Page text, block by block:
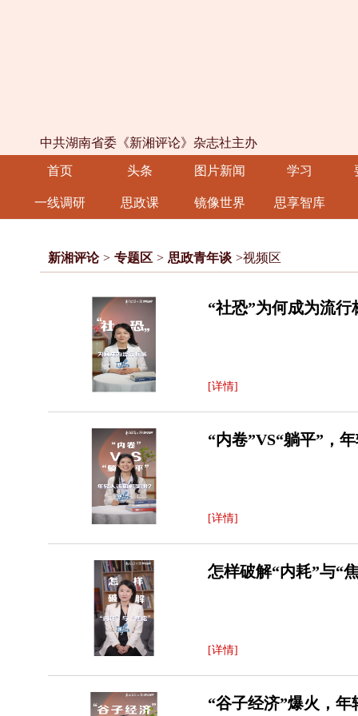
中共湖南省委《新湘评论》杂志社主办
首页 头条 图片新闻 学习
一线调研 思政课 镜像世界 思享智库
新湘评论 > 专题区 > 思政青年谈 >视频区
“社恐”为何成为流行
[详情]
“内卷”VS“躺平”，
[详情]
怎样破解“内耗”与“
[详情]
“谷子经济”爆火，